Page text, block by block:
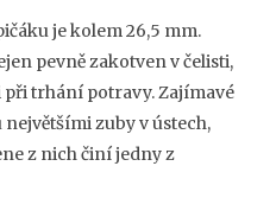
je kolem 26,5 mm.
pevně zakotven v čelisti,
trhání potravy. Zajímavé
největšími zuby v ústech,
z nich činí jedny z